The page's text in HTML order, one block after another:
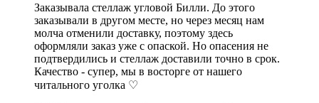
Заказывала стеллаж угловой Билли. До этого
заказывали в другом месте, но через месяц нам
молча отменили доставку, поэтому здесь
оформляли заказ уже с опаской. Но опасения не
подтвердились и стеллаж доставили точно в срок.
Качество - супер, мы в восторге от нашего
читального уголка ♡